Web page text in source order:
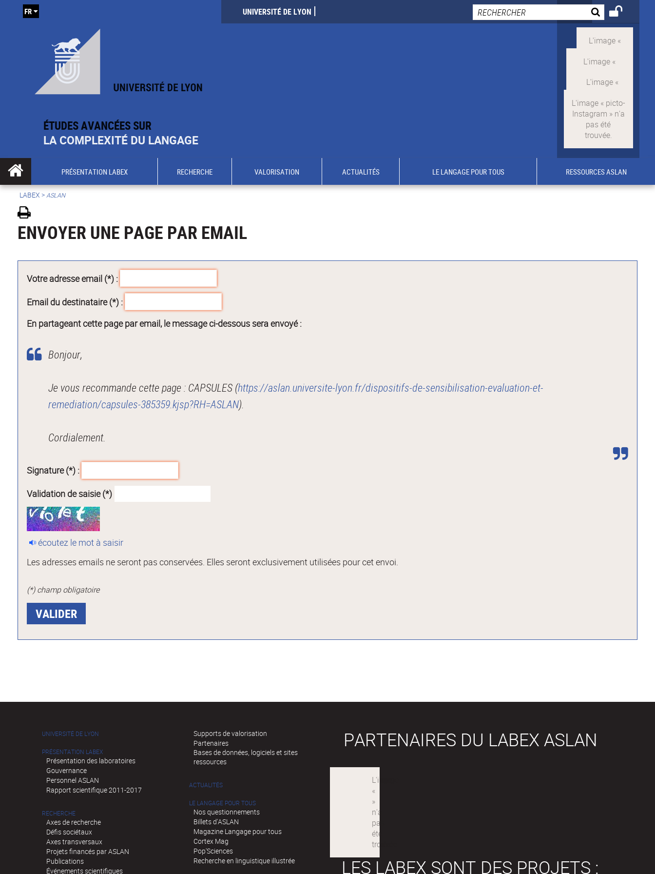
ÉTUDES AVANCÉES SUR
LA COMPLEXITÉ DU LANGAGE
UNIVERSITÉ DE LYON
FR
PRÉSENTATION LABEX RECHERCHE VALORISATION ACTUALITÉS LE LANGAGE POUR TOUS RESSOURCES ASLAN
LABEX >ASLAN
ENVOYER UNE PAGE PAR EMAIL
Votre adresse email (*) :
Email du destinataire (*) :
En partageant cette page par email, le message ci-dessous sera envoyé :
Bonjour,
Je vous recommande cette page : CAPSULES (https://aslan.universite-lyon.fr/dispositifs-de-sensibilisation-evaluation-et-
remediation/capsules-385359.kjsp?RH=ASLAN).
Cordialement.
Signature (*) :
Validation de saisie (*)
écoutez le mot à saisir
Les adresses emails ne seront pas conservées. Elles seront exclusivement utilisées pour cet envoi.
(*) champ obligatoire
UNIVERSITÉ DE LYON
PRÉSENTATION LABEX
Présentation des laboratoires
Gouvernance
Personnel ASLAN
Rapport scientifique 2011-2017
RECHERCHE
Axes de recherche
Défis sociétaux
Axes transversaux
Projets financés par ASLAN
Publications
Événements scientifiques
Supports de valorisation
Partenaires
Bases de données, logiciels et sites
ressources
ACTUALITÉS
LE LANGAGE POUR TOUS
Nos questionnements
Billets d'ASLAN
Magazine Langage pour tous
Cortex Mag
Pop'Sciences
Recherche en linguistique illustrée
PARTENAIRES DU LABEX ASLAN
LES LABEX SONT DES PROJETS :